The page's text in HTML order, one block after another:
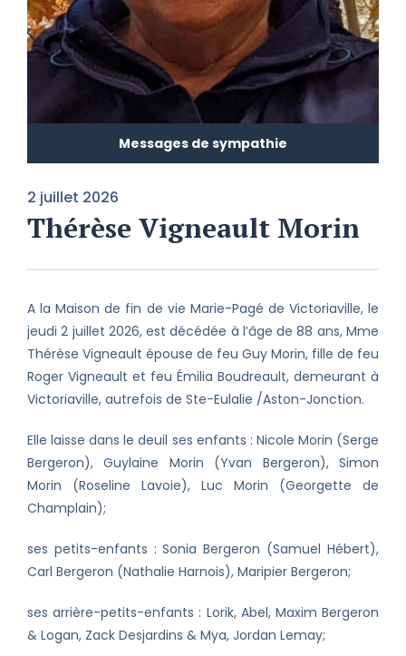
Messages de sympathie
2 juillet 2026
Thérèse Vigneault Morin
A la Maison de fin de vie Marie-Pagé de Victoriaville, le
jeudi 2 juillet 2026, est décédée à l’âge de 88 ans, Mme
Thérèse Vigneault épouse de feu Guy Morin, fille de feu
Roger Vigneault et feu Émilia Boudreault, demeurant à
Victoriaville, autrefois de Ste-Eulalie /Aston-Jonction.
Elle laisse dans le deuil ses enfants : Nicole Morin (Serge
Bergeron), Guylaine Morin (Yvan Bergeron), Simon
Morin (Roseline Lavoie), Luc Morin (Georgette de
Champlain);
ses petits-enfants : Sonia Bergeron (Samuel Hébert),
Carl Bergeron (Nathalie Harnois), Maripier Bergeron;
ses arrière-petits-enfants : Lorik, Abel, Maxim Bergeron
& Logan, Zack Desjardins & Mya, Jordan Lemay;